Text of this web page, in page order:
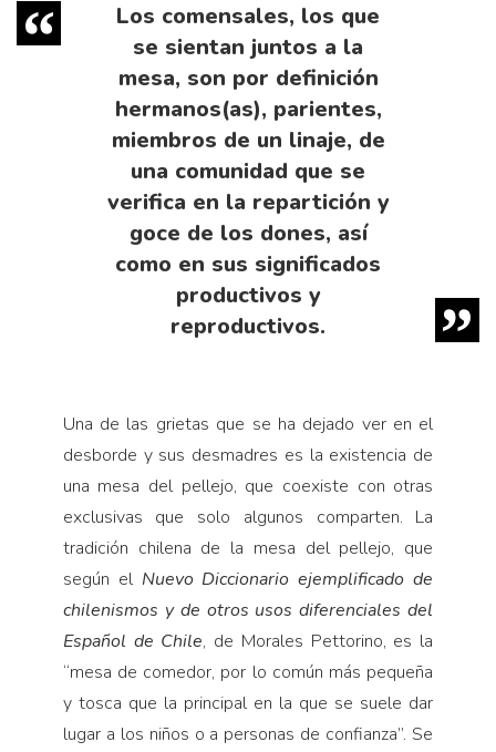
Los comensales, los que
se sientan juntos a la
mesa, son por definición
hermanos(as), parientes,
miembros de un linaje, de
una comunidad que se
verifica en la repartición y
goce de los dones, así
como en sus significados
productivos y
reproductivos.
Una de las grietas que se ha dejado ver en el
desborde y sus desmadres es la existencia de
una mesa del pellejo, que coexiste con otras
exclusivas que solo algunos comparten. La
tradición chilena de la mesa del pellejo, que
según el Nuevo Diccionario ejemplificado de
chilenismos y de otros usos diferenciales del
Español de Chile, de Morales Pettorino, es la
“mesa de comedor, por lo común más pequeña
y tosca que la principal en la que se suele dar
lugar a los niños o a personas de confianza”. Se